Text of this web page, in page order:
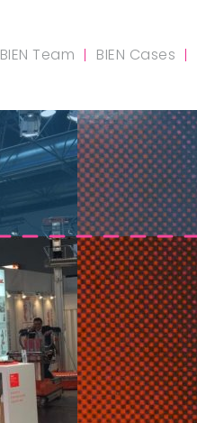
BIEN Team BIEN Cases